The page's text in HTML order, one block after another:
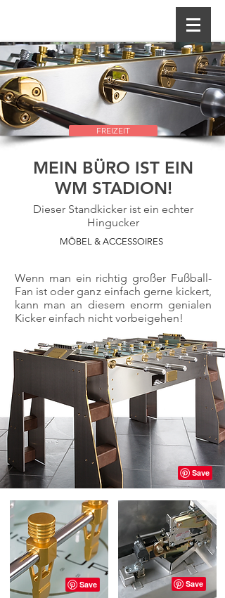
FREIZEIT
MEIN BÜRO IST EIN
WM STADION!
Wenn man ein richtig großer Fußball-
Fan ist oder ganz einfach gerne kickert,
kann man an diesem enorm genialen
Kicker einfach nicht vorbeigehen!
Dieser Standkicker ist ein echter
Hingucker
MÖBEL & ACCESSOIRES